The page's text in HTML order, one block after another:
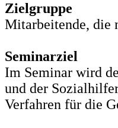
Zielgruppe
Mitarbeitende, die
Seminarziel
Im Seminar wird
und der
Verfahren für die